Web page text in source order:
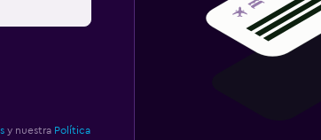
y nuestra Política